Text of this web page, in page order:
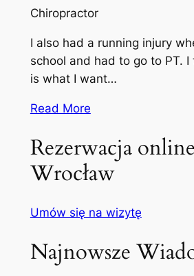
Chiropractor
I also had a running injury
school and had to go to PT. I
is what I want…
Read More
Rezerwacja online
Wrocław
Umów się na wizytę
Najnowsze